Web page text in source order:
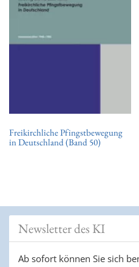
Freikirchliche Pfingstbewegung
in Deutschland (Band 50)
Newsletter des KI
Ab sofort können Sie sich